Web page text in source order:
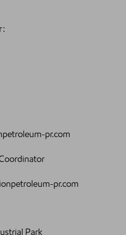
pr.com
pr.com
Park